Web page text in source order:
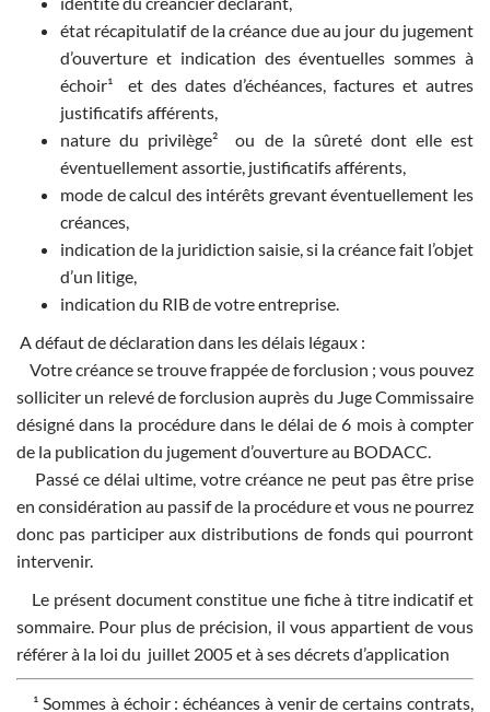
état récapitulatif de la créance due au jour du jugement
d’ouverture et indication des éventuelles sommes à
échoir¹ et des dates d’échéances, factures et autres
justificatifs afférents,
nature du privilège² ou de la sûreté dont elle est
éventuellement assortie, justificatifs afférents,
mode de calcul des intérêts grevant éventuellement les
créances,
indication de la juridiction saisie, si la créance fait l’objet
d’un litige,
indication du RIB de votre entreprise.
A défaut de déclaration dans les délais légaux :
Votre créance se trouve frappée de forclusion ; vous pouvez
solliciter un relevé de forclusion auprès du Juge Commissaire
désigné dans la procédure dans le délai de 6 mois à compter
de la publication du jugement d’ouverture au BODACC.
Passé ce délai ultime, votre créance ne peut pas être prise
en considération au passif de la procédure et vous ne pourrez
donc pas participer aux distributions de fonds qui pourront
intervenir.
Le présent document constitue une fiche à titre indicatif et
sommaire. Pour plus de précision, il vous appartient de vous
référer à la loi du juillet 2005 et à ses décrets d’application
¹ Sommes à échoir : échéances à venir de certains contrats,